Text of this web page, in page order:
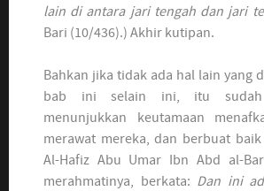
lain di antara jari tengah dan jari
Bari (10/436).) Akhir kutipan.
Bahkan jika tidak ada hal lain yang
bab ini selain ini, itu
menunjukkan keutamaan
merawat mereka, dan berbuat
Al-Hafiz Abu Umar Ibn Abd al-
merahmatinya, berkata: Dan ini